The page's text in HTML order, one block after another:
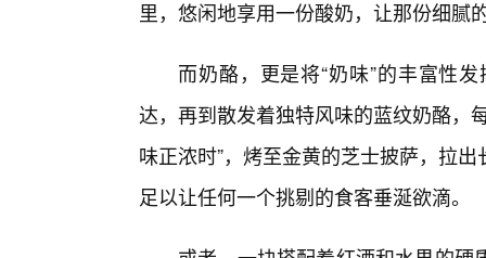
里，悠闲地享用一份酸奶，让那份细腻
而奶酪，更是将“奶味”的丰富性
达，再到散发着独特风味的蓝纹奶酪，
味正浓时”，烤至金黄的芝士披萨，拉
足以让任何一个挑剔的食客垂涎欲滴。